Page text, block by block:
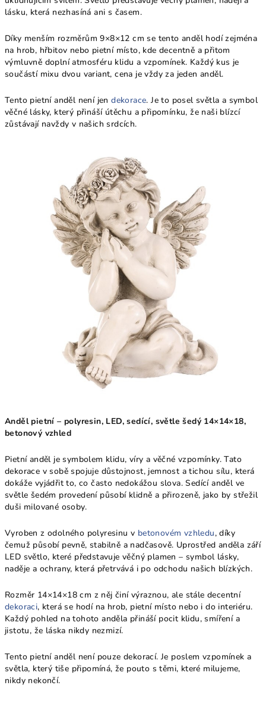
lásku, která nezhasíná ani s časem.
Díky menším rozměrům 9×8×12 cm se tento anděl hodí zejména
na hrob, hřbitov nebo pietní místo, kde decentně a přitom
výmluvně doplní atmosféru klidu a vzpomínek. Každý kus je
součástí mixu dvou variant, cena je vždy za jeden anděl.
Tento pietní anděl není jendekorace. Je to posel světla a symbol
věčné lásky, který přináší útěchu a připomínku, že naši blízcí
zůstávají navždy v našich srdcích.
Anděl pietní – polyresin, LED, sedící, světle šedý 14×14×18,
betonový vzhled
Pietní anděl je symbolem klidu, víry a věčné vzpomínky. Tato
dekorace v sobě spojuje důstojnost, jemnost a tichou sílu, která
dokáže vyjádřit to, co často nedokážou slova. Sedící anděl ve
světle šedém provedení působí klidně a přirozeně, jako by střežil
duši milované osoby.
Vyroben z odolného polyresinu v betonovém vzhledu, díky
čemuž působí pevně, stabilně a nadčasově. Uprostřed anděla září
LED světlo, které představuje věčný plamen – symbol lásky,
naděje a ochrany, která přetrvává i po odchodu našich blízkých.
Rozměr 14×14×18 cm z něj činí výraznou, ale stále decentní
dekoraci, která se hodí na hrob, pietní místo nebo i do interiéru.
Každý pohled na tohoto anděla přináší pocit klidu, smíření a
jistotu, že láska nikdy nezmizí.
Tento pietní anděl není pouze dekorací. Je poslem vzpomínek a
světla, který tiše připomíná, že pouto s těmi, které milujeme,
nikdy nekončí.